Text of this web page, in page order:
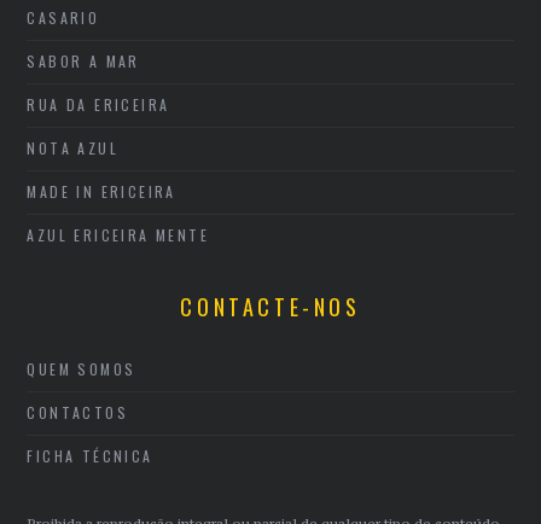
CASARIO
SABOR A MAR
RUA DA ERICEIRA
NOTA AZUL
MADE IN ERICEIRA
AZUL ERICEIRA MENTE
CONTACTE-NOS
QUEM SOMOS
CONTACTOS
FICHA TÉCNICA